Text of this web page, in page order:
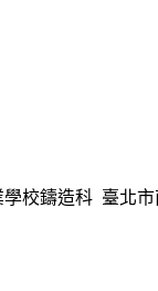
校鑄造科 臺北市